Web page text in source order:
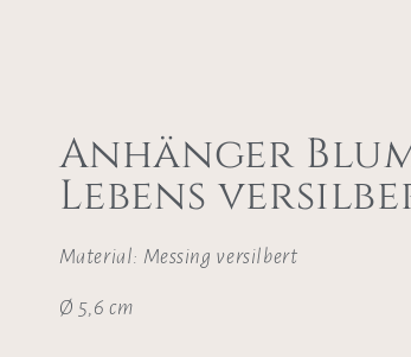
Anhänger
Lebens
Material: Messing versilbert
Ø 5,6 cm